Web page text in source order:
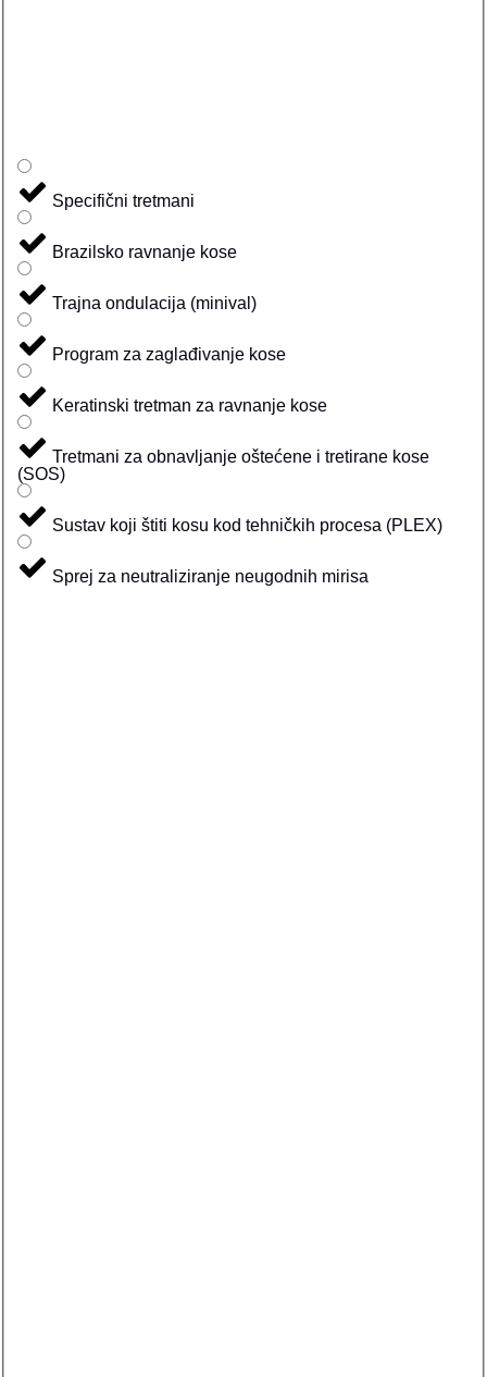
Specifični tretmani
Brazilsko ravnanje kose
Trajna ondulacija (minival)
Program za zaglađivanje kose
Keratinski tretman za ravnanje kose
Tretmani za obnavljanje oštećene i tretirane kose
(SOS)
Sustav koji štiti kosu kod tehničkih procesa (PLEX)
Sprej za neutraliziranje neugodnih mirisa